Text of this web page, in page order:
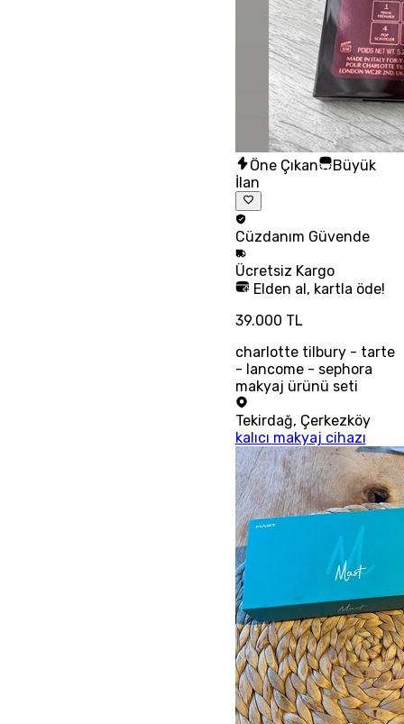
Öne Çıkan
Büyük
İlan
Cüzdanım Güvende
Ücretsiz Kargo
Elden al, kartla öde!
39.000 TL
charlotte tilbury - tarte
- lancome - sephora
makyaj ürünü seti
Tekirdağ, Çerkezköy
kalıcı makyaj cihazı